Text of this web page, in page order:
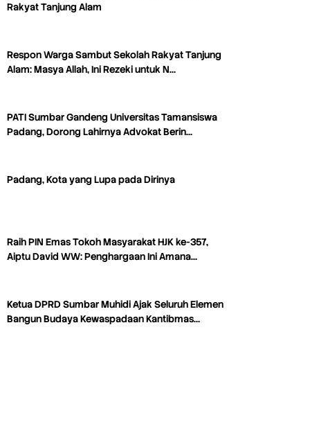
Rakyat Tanjung Alam
Respon Warga Sambut Sekolah Rakyat Tanjung
Alam: Masya Allah, Ini Rezeki untuk N…
PATI Sumbar Gandeng Universitas Tamansiswa
Padang, Dorong Lahirnya Advokat Berin…
Padang, Kota yang Lupa pada Dirinya
Raih PIN Emas Tokoh Masyarakat HJK ke-357,
Aiptu David WW: Penghargaan Ini Amana…
Ketua DPRD Sumbar Muhidi Ajak Seluruh Elemen
Bangun Budaya Kewaspadaan Kantibmas…